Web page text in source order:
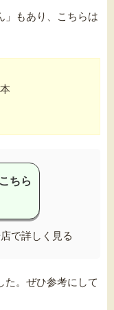
」もあり、こちらは
ちら
で詳しく見る
た。ぜひ参考にして